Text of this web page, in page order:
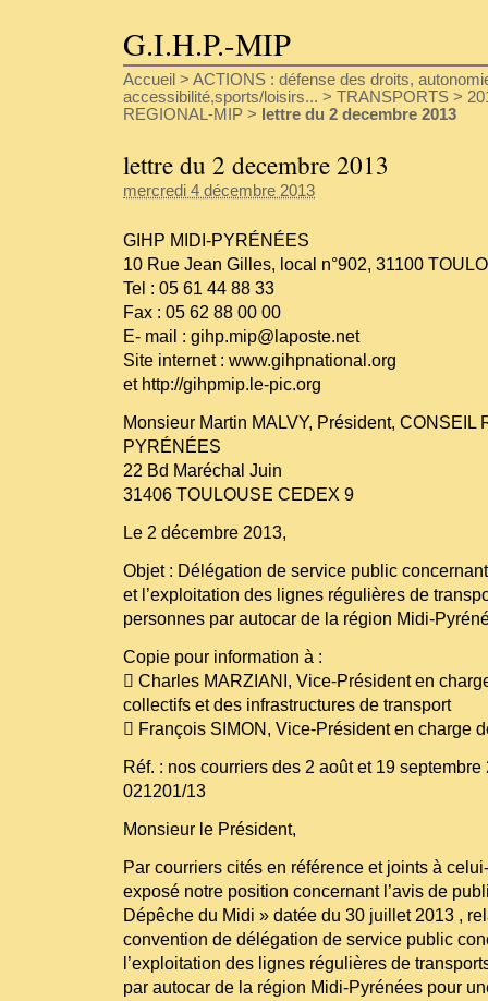
G.I.H.P.-MIP
Accueil > ACTIONS : défense des droits,
accessibilité,sports/loisirs... > TRANSPORTS >
REGIONAL-MIP > lettre du 2 decembre 2013
lettre du 2 decembre 2013
mercredi 4 décembre 2013
GIHP MIDI-PYRÉNÉES
10 Rue Jean Gilles, local n°902, 31100
Tel : 05 61 44 88 33
Fax : 05 62 88 00 00
E- mail : gihp.mip@laposte.net
Site internet : www.gihpnational.org
et http://gihpmip.le-pic.org
Monsieur Martin MALVY, Président, CONSEIL
PYRÉNÉES
22 Bd Maréchal Juin
31406 TOULOUSE CEDEX 9
Le 2 décembre 2013,
Objet : Délégation de service public
et l’exploitation des lignes régulières de
personnes par autocar de la région Midi-
Copie pour information à :
 Charles MARZIANI, Vice-Président en
collectifs et des infrastructures de transport
 François SIMON, Vice-Président en charge
Réf. : nos courriers des 2 août et 19 septembre
021201/13
Monsieur le Président,
Par courriers cités en référence et joints à
exposé notre position concernant l’avis de
Dépêche du Midi » datée du 30 juillet 2013 ,
convention de délégation de service public
l’exploitation des lignes régulières de
par autocar de la région Midi-Pyrénées pour